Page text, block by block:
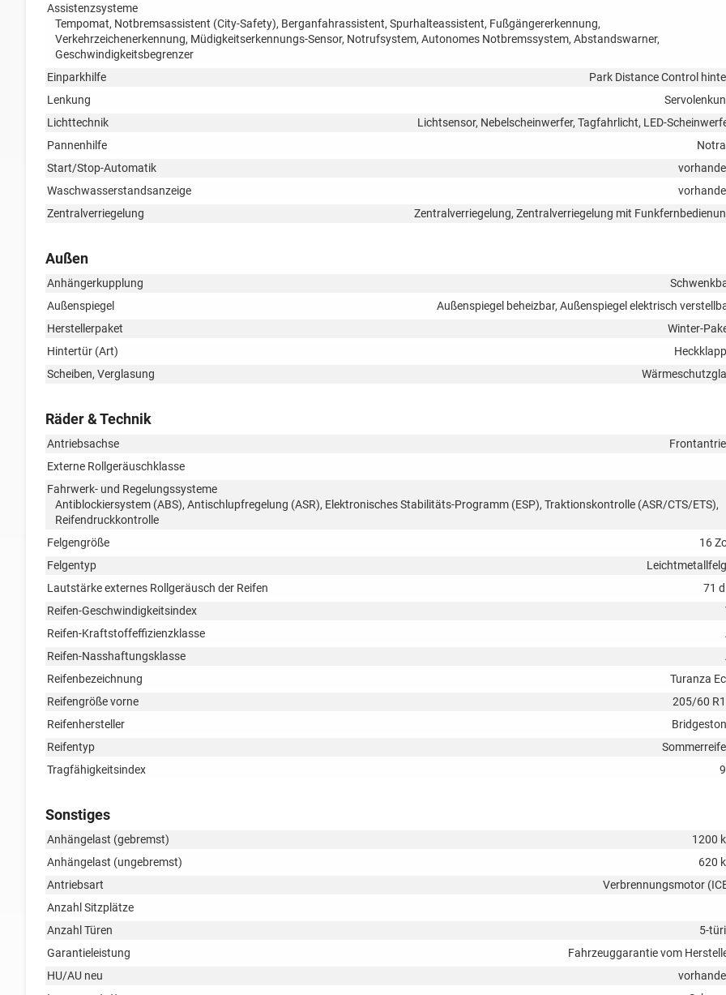
Assistenzsysteme
Tempomat, Notbremsassistent (City-Safety), Berganfahrassistent, Spurhalteassistent, Fußgängererkennung,
Verkehrzeichenerkennung, Müdigkeitserkennungs-Sensor, Notrufsystem, Autonomes Notbremssystem, Abstandswarner,
Geschwindigkeitsbegrenzer
Einparkhilfe
Park Distance Control
Lenkung
Lichttechnik
Lichtsensor, Nebelscheinwerfer, Tagfahrlicht, LED-
Pannenhilfe
Start/Stop-Automatik
Waschwasserstandsanzeige
Zentralverriegelung
Zentralverriegelung, Zentralverriegelung mit
Außen
Anhängerkupplung
Außenspiegel
Außenspiegel beheizbar, Außenspiegel elektrisch
Herstellerpaket
Winter-
Hintertür (Art)
Scheiben, Verglasung
Räder & Technik
Antriebsachse
Externe Rollgeräuschklasse
Fahrwerk- und Regelungssysteme
Antiblockiersystem (ABS), Antischlupfregelung (ASR), Elektronisches Stabilitäts-Programm (ESP), Traktionskontrolle (ASR/CTS/ETS),
Reifendruckkontrolle
Felgengröße
16
Felgentyp
Lautstärke externes Rollgeräusch der Reifen
71
Reifen-Geschwindigkeitsindex
Reifen-Kraftstoffeffizienzklasse
Reifen-Nasshaftungsklasse
Reifenbezeichnung
Turanza
Reifengröße vorne
205/60
Reifenhersteller
Reifentyp
Tragfähigkeitsindex
Sonstiges
Anhängelast (gebremst)
1200
Anhängelast (ungebremst)
620
Antriebsart
Verbrennungsmotor
Anzahl Sitzplätze
Anzahl Türen
5-
Garantieleistung
Fahrzeuggarantie vom
HU/AU neu